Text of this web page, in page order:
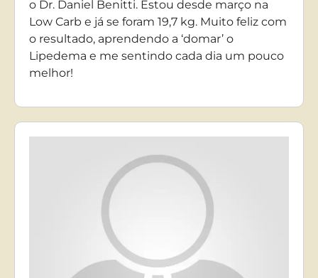
o Dr. Daniel Benitti. Estou desde março na
Low Carb e já se foram 19,7 kg. Muito feliz com
o resultado, aprendendo a ‘domar’ o
Lipedema e me sentindo cada dia um pouco
melhor!